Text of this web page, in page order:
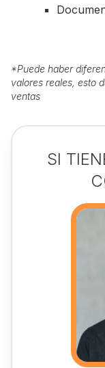
*Puede haber
valores reales, esto
ventas
SI